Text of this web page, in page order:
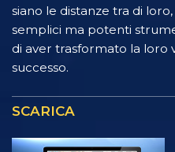
siano le distanze tra di
semplici ma potenti
di aver trasformato la loro
successo.
SCARICA